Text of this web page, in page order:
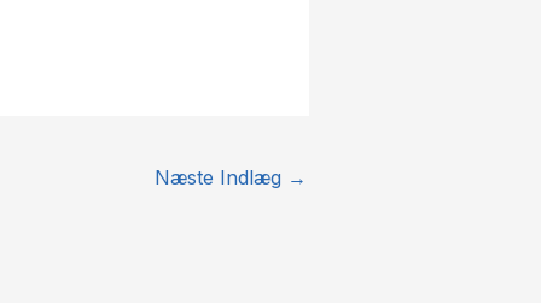
Næste Indlæg →